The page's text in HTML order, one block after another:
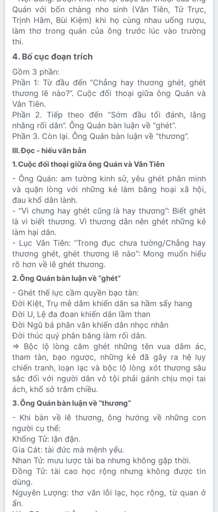
Quán với bốn chàng nho sinh (Vân Tiên, Tử Trực,
Trịnh Hâm, Bùi Kiệm) khi họ cùng nhau uống rượu,
làm thơ trong quán của ông trước lúc vào trường
thi.
4. Bố cục đoạn trích​
Gồm 3 phần:
Phần 1: Từ đầu đến “Chẳng hay thương ghét, ghét
thương lẽ nào?”. Cuộc đối thoại giữa ông Quán và
Vân Tiên.
Phần 2. Tiếp theo đến “Sớm đầu tối đánh, lằng
nhằng rối dân”. Ông Quán bàn luận về “ghét”.
Phần 3. Còn lại. Ông Quán bàn luận về “thương”.
III. Đọc - hiểu văn bản​
1. Cuộc đối thoại giữa ông Quán và Vân Tiên​
- Ông Quán: am tường kinh sử, yêu ghét phân minh
và quặn lòng với những kẻ làm băng hoại xã hội,
đau khổ dân lành.
- “Vì chưng hay ghét cũng là hay thương”: Biết ghét
là vì biết thương. Vì thương dân nên ghét những kẻ
làm hại dân.
- Lục Vân Tiên: “Trong đục chưa tường/Chẳng hay
thương ghét, ghét thương lẽ nào”: Mong muốn hiểu
rõ hơn về lẽ ghét thương.
2. Ông Quán bàn luận về “ghét”​
- Ghét thế lực cầm quyền bạo tàn:
Đời Kiệt, Trụ mê dâm khiến dân sa hầm sẩy hang
Đời U, Lệ đa đoan khiến dân lầm than
Đời Ngũ bá phân vân khiến dân nhọc nhằn
Đời thúc quý phân băng làm rối dân.
=> Bộc lộ lòng căm ghét những tên vua dâm ác,
tham tàn, bạo ngược, những kẻ đã gây ra hệ lụy
chiến tranh, loạn lạc và bộc lộ lòng xót thương sâu
sắc đối với người dân vô tội phải gánh chịu mọi tai
ách, khổ sở trăm chiều.
3. Ông Quán bàn luận về “thương”​
- Khi bàn về lẽ thương, ông hướng về những con
người cụ thể:
Khổng Tử: lận đận.
Gia Cát: tài đức mà mệnh yểu.
Nhan Tử: mưu lược tài ba nhưng không gặp thời.
Đồng Tử: tài cao học rộng nhưng không được tin
dùng.
Nguyên Lượng: thơ văn lỗi lạc, học rộng, từ quan ở
ẩn.